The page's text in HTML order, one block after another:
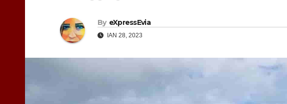
By eXpressEvia
ΙΑΝ 28, 2023